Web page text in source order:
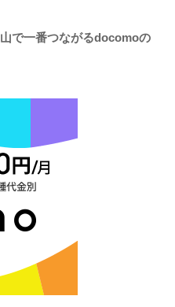
山で一番つながるdocomoの